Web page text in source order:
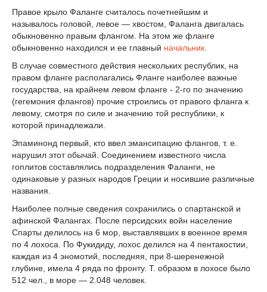
Правое крыло Фаланге считалось почетнейшим и
называлось головой, левое — хвостом, Фаланга двигалась
обыкновенно правым флангом. На этом же фланге
обыкновенно находился и ее главный начальник
В случае совместного действия нескольких республик, на
правом фланге располагались Фланге наиболее важные
государства, на крайнем левом фланге - 2-го по значению
(гегемония флангов) прочие строились от правого фланга к
левому, смотря по силе и значению той республики, к
которой принадлежали.
Эпаминонд первый, кто ввел эмансипацию флангов, т. е.
нарушил этот обычай. Соединением известного числа
гоплитов составлялись подразделения Фаланги, не
одинаковые у разных народов Греции и носившие различные
названия.
Наиболее полные сведения сохранились о спартанской и
афинской Фалангах. После персидских войн население
Спарты делилось на 6 мор, выставлявших в военное время
по 4 лохоса. По Фукидиду, лохос делился на 4 пентакостии,
каждая из 4 эномотий, последняя, при 8-шеренежной
глубине, имела 4 ряда по фронту. Т. образом в лохосе было
512 чел., в море — 2.048 человек.